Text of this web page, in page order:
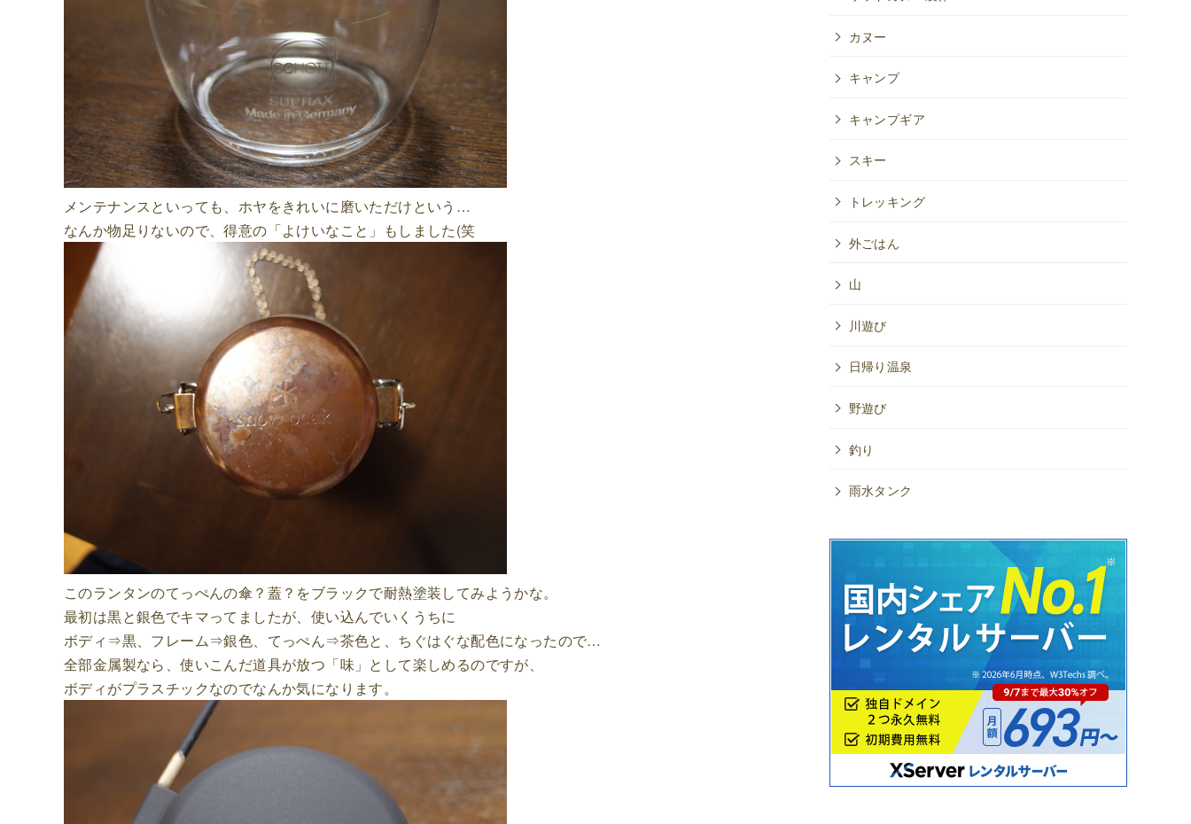
メンテナンスといっても、ホヤをきれいに磨いただけという…
なんか物足りないので、得意の「よけいなこと」もしました(笑
このランタンのてっぺんの傘？蓋？をブラックで耐熱塗装してみようかな。
最初は黒と銀色でキマってましたが、使い込んでいくうちに
ボディ⇒黒、フレーム⇒銀色、てっぺん⇒茶色と、ちぐはぐな配色になったので…
全部金属製なら、使いこんだ道具が放つ「味」として楽しめるのですが、
ボディがプラスチックなのでなんか気になります。
カヌー
キャンプ
キャンプギア
スキー
トレッキング
外ごはん
山
川遊び
日帰り温泉
野遊び
釣り
雨水タンク